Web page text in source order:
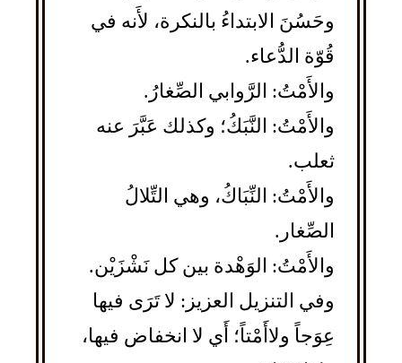
وحَسُنَ الابتداءُ بالنكرة، لأَنه في
قُوّة الدُّعاء.
والأَمْتُ: الرَّوابي الصِّغارُ.
والأَمْتُ: النَّبَكُ؛ وكذلك عَبَّرَ عنه
ثعلب.
والأَمْتُ: النِّبَاكُ، وهي التِّلالُ
الصِّغار.
والأَمْتُ: الوَهْدة بين كل نَشْزَيْن.
وفي التنزيل العزيز: لا تَرَى فيها
عِوَجاً ولاأَمْتاً؛ أَي لا انخفاض فيها،